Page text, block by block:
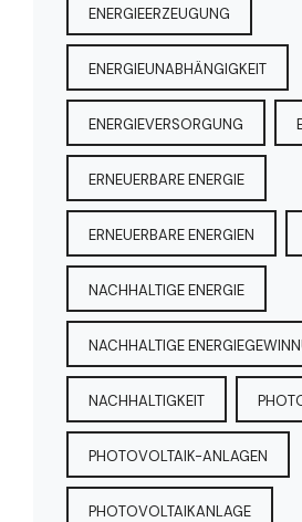
ENERGIEERZEUGUNG
ENERGIEUNABHÄNGIGKEIT
ENERGIEVERSORGUNG
ERNEUERBARE ENERGIE
ERNEUERBARE ENERGIEN
NACHHALTIGE ENERGIE
NACHHALTIGE
NACHHALTIGKEIT
PHOTOVOLTAIK-ANLAGEN
PHOTOVOLTAIKANLAGE